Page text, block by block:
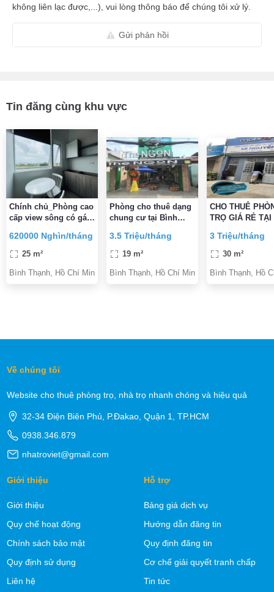
không liên lạc được,...), vui lòng thông báo để chúng tôi xử lý.
Gửi phản hồi
Tin đăng cùng khu vực
Chính chủ_Phòng cao
cấp view sông có gác
620000 Nghìn/tháng
25 m²
Bình Thạnh, Hồ Chí Minh
Phòng cho thuê dạng
chung cư tại Bình
3.5 Triệu/tháng
19 m²
Bình Thạnh, Hồ Chí Minh
CHO THUÊ
TRỌ GIÁ RẺ TẠI
3 Triệu/tháng
30 m²
Bình Thạnh, Hồ
Về chúng tôi
Website cho thuê phòng trọ, nhà trọ nhanh chóng và hiệu quả
32-34 Điện Biên Phủ, P.Đakao, Quận 1, TP.HCM
0938.346.879
nhatroviet@gmail.com
Giới thiệu
Giới thiệu
Quy chế hoạt động
Chính sách bảo mật
Quy định sử dụng
Liên hệ
Hỗ trợ
Bảng giá dịch vụ
Hướng dẫn đăng tin
Quy định đăng tin
Cơ chế giải quyết tranh chấp
Tin tức